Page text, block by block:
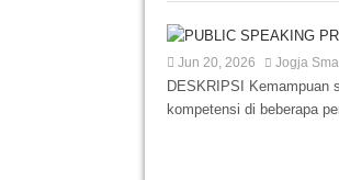
Jun 20, 2026 Jogja
DESKRIPSI Kemampuan
kompetensi di beberapa